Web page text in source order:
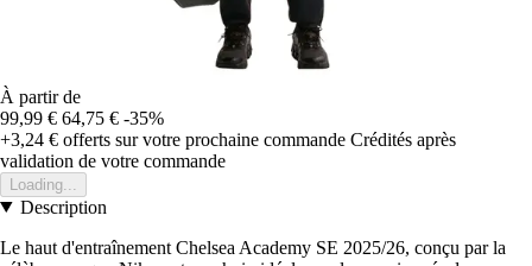
À partir de
99,99 € 64,75 € -35%
+3,24 € offerts sur votre prochaine commande Crédités après
validation de votre commande
Loading...
Description
Le haut d'entraînement Chelsea Academy SE 2025/26, conçu par la